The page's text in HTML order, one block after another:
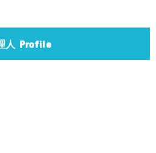
人 Profile